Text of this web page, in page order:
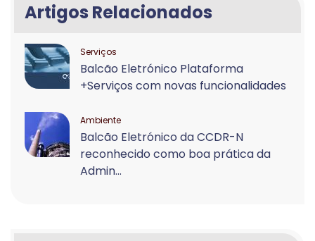
Artigos Relacionados
Serviços
Balcão Eletrónico Plataforma
+Serviços com novas funcionalidades
Ambiente
Balcão Eletrónico da CCDR-N
reconhecido como boa prática da
Admin...